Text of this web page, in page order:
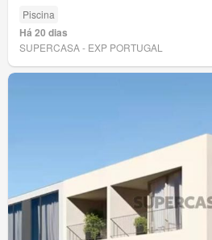
Piscina
Há 20 dias
SUPERCASA - EXP PORTUGAL